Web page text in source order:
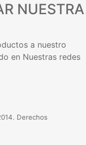
NUESTRA
a nuestro
en Nuestras redes
Derechos